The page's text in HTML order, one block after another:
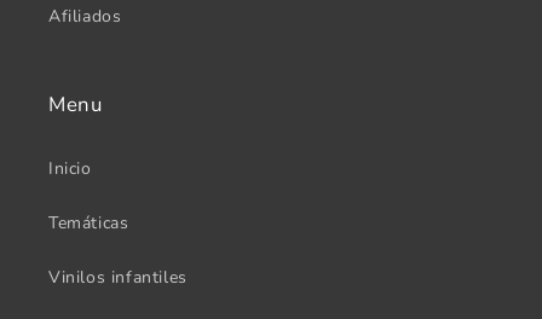
Afiliados
Menu
Inicio
Temáticas
Vinilos infantiles